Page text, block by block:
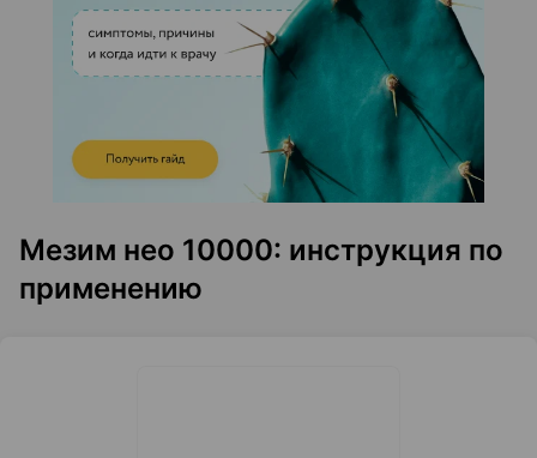
Мезим нео 10000: инструкция по
применению